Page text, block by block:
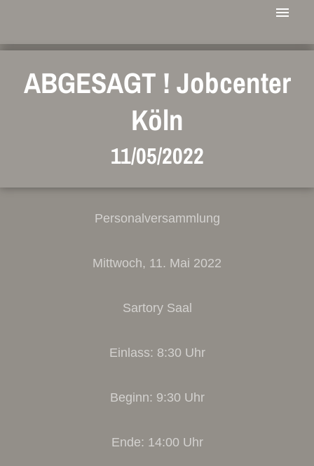
ABGESAGT ! Jobcenter
Köln
11/05/2022
Personalversammlung
Mittwoch, 11. Mai 2022
Sartory Saal
Einlass: 8:30 Uhr
Beginn: 9:30 Uhr
Ende: 14:00 Uhr